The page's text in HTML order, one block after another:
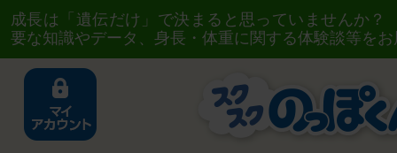
成長は「遺伝だけ」で決まると思っていませんか
要な知識やデータ、身長・体重に関する体験談等を